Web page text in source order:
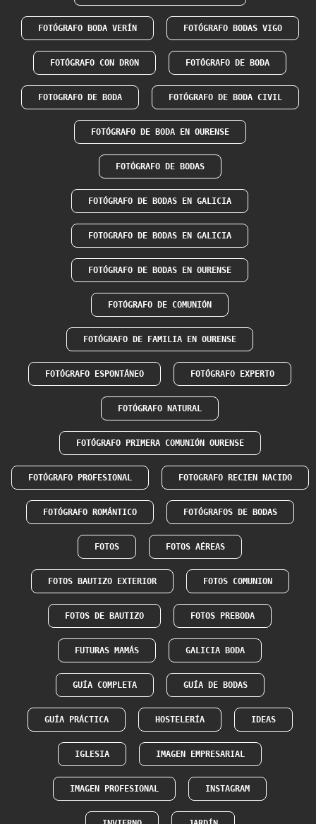
FOTÓGRAFO BODA VERÍN FOTÓGRAFO BODAS VIGO
FOTÓGRAFO CON DRON FOTÓGRAFO DE BODA
FOTOGRAFO DE BODA FOTÓGRAFO DE BODA CIVIL
FOTÓGRAFO DE BODA EN OURENSE
FOTÓGRAFO DE BODAS
FOTÓGRAFO DE BODAS EN GALICIA
FOTOGRAFO DE BODAS EN GALICIA
FOTÓGRAFO DE BODAS EN OURENSE
FOTÓGRAFO DE COMUNIÓN
FOTÓGRAFO DE FAMILIA EN OURENSE
FOTÓGRAFO ESPONTÁNEO FOTÓGRAFO EXPERTO
FOTÓGRAFO NATURAL
FOTÓGRAFO PRIMERA COMUNIÓN OURENSE
FOTÓGRAFO PROFESIONAL FOTOGRAFO RECIEN NACIDO
FOTÓGRAFO ROMÁNTICO FOTÓGRAFOS DE BODAS
FOTOS FOTOS AÉREAS
FOTOS BAUTIZO EXTERIOR FOTOS COMUNION
FOTOS DE BAUTIZO FOTOS PREBODA
FUTURAS MAMÁS GALICIA BODA
GUÍA COMPLETA GUÍA DE BODAS
GUÍA PRÁCTICA HOSTELERÍA IDEAS
IGLESIA IMAGEN EMPRESARIAL
IMAGEN PROFESIONAL INSTAGRAM